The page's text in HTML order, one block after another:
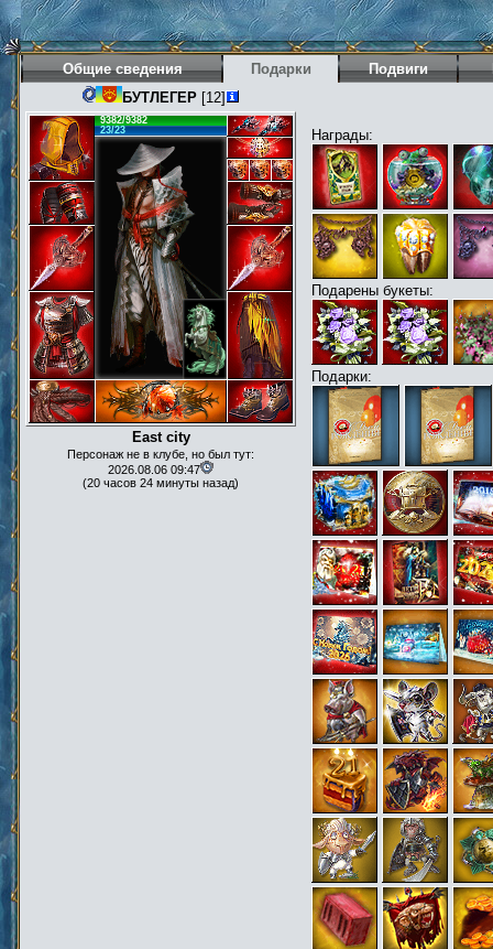
Общие сведения Подарки Подвиги
БУТЛЕГЕР [12]
9382/9382
23/23
East city
Персонаж не в клубе, но был тут:
2026.08.06 09:47
(20 часов 24 минуты назад)
Награды:
Подарены букеты:
Подарки: